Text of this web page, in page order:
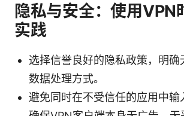
隐私与安全：使用VPN
实践
选择信誉良好的隐私政策，明确
数据处理方式。
避免同时在不受信任的应用中输